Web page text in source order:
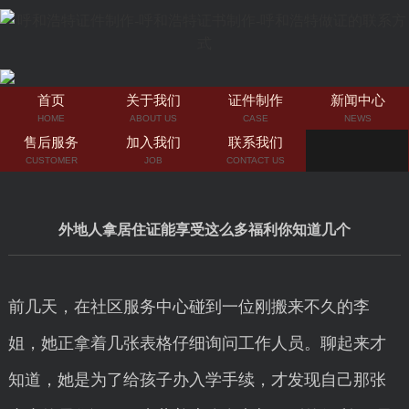
首页
HOME
关于我们
ABOUT US
证件制作
CASE
新闻中心
NEWS
售后服务
CUSTOMER
加入我们
JOB
联系我们
CONTACT US
外地人拿居住证能享受这么多福利你知道几个
前几天，在社区服务中心碰到一位刚搬来不久的李
姐，她正拿着几张表格仔细询问工作人员。聊起来才
知道，她是为了给孩子办入学手续，才发现自己那张